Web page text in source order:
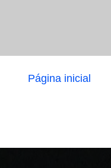
Página inicial